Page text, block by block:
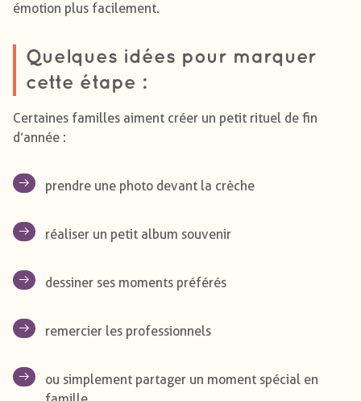
émotion plus facilement.
Quelques idées pour marquer
cette étape :
Certaines familles aiment créer un petit rituel de fin
d’année :
prendre une photo devant la crèche
réaliser un petit album souvenir
dessiner ses moments préférés
remercier les professionnels
ou simplement partager un moment spécial en